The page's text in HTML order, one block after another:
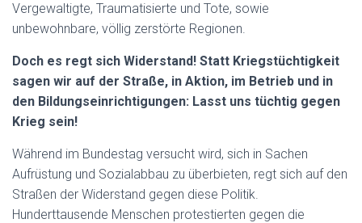
Vergewaltigte, Traumatisierte und Tote, sowie
unbewohnbare, völlig zerstörte Regionen.
Doch es regt sich Widerstand! Statt Kriegstüchtigkeit
sagen wir auf der Straße, in Aktion, im Betrieb und in
den Bildungseinrichtigungen: Lasst uns tüchtig gegen
Krieg sein!
Während im Bundestag versucht wird, sich in Sachen
Aufrüstung und Sozialabbau zu überbieten, regt sich auf den
Straßen der Widerstand gegen diese Politik.
Hunderttausende Menschen protestierten gegen die